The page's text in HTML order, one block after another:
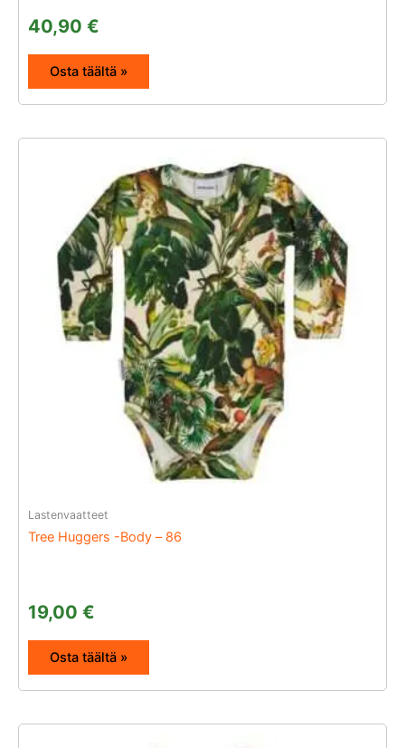
40,90 €
Osta täältä »
Lastenvaatteet
Tree Huggers -Body – 86
19,00 €
Osta täältä »